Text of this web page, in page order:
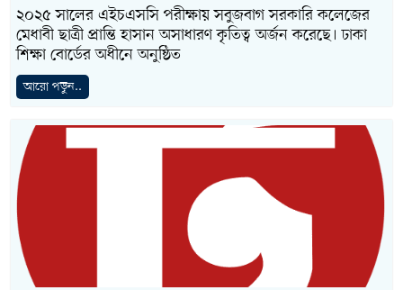
২০২৫ সালের এইচএসসি পরীক্ষায় সবুজবাগ সরকারি কলেজের
মেধাবী ছাত্রী প্রান্তি হাসান অসাধারণ কৃতিত্ব অর্জন করেছে। ঢাকা
শিক্ষা বোর্ডের অধীনে অনুষ্ঠিত
আরো পড়ুন..